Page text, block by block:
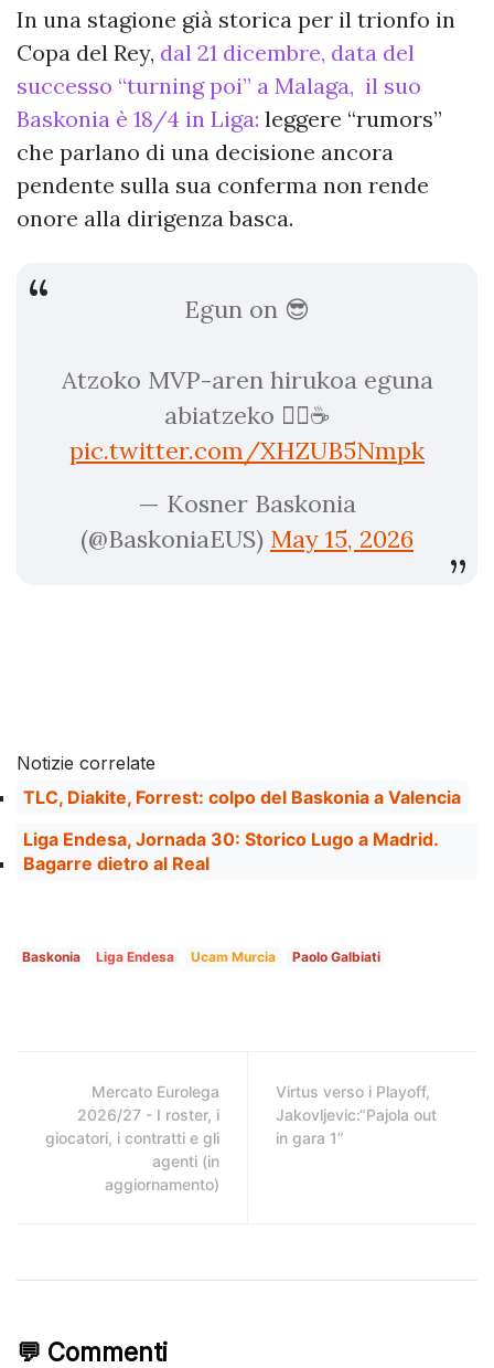
In una stagione già storica per il trionfo in
Copa del Rey, dal 21 dicembre, data del
successo “turning poi” a Malaga, il suo
Baskonia è 18/4 in Liga: leggere “rumors”
che parlano di una decisione ancora
pendente sulla sua conferma non rende
onore alla dirigenza basca.
Egun on 😎
Atzoko MVP-aren hirukoa eguna
abiatzeko 😮‍💨☕
pic.twitter.com/XHZUB5Nmpk
— Kosner Baskonia
(@BaskoniaEUS) May 15, 2026
Notizie correlate
TLC, Diakite, Forrest: colpo del Baskonia a Valencia
Liga Endesa, Jornada 30: Storico Lugo a Madrid.
Bagarre dietro al Real
Baskonia Liga Endesa Ucam Murcia Paolo Galbiati
Mercato Eurolega
2026/27 - I roster, i
giocatori, i contratti e gli
agenti (in
aggiornamento)
Virtus verso i Playoff,
Jakovljevic:“Pajola out
in gara 1”
💬 Commenti